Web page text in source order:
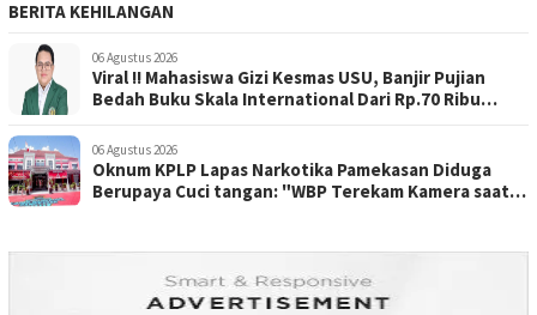
BERITA KEHILANGAN
06 Agustus 2026
Viral !! Mahasiswa Gizi Kesmas USU, Banjir Pujian
Bedah Buku Skala International Dari Rp.70 Ribu
06 Agustus 2026
Oknum KPLP Lapas Narkotika Pamekasan Diduga
Berupaya Cuci tangan: "WBP Terekam Kamera saat